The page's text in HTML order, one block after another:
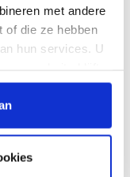
met andere
of die ze hebben
hun services. U